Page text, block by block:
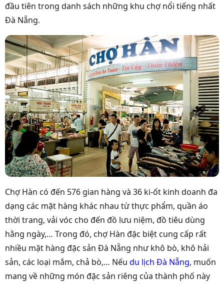
đầu tiên trong danh sách những khu chợ nổi tiếng nhất
Đà Nẵng.
Chợ Hàn có đến 576 gian hàng và 36 ki-ốt kinh doanh đa
dạng các mặt hàng khác nhau từ thực phẩm, quần áo
thời trang, vải vóc cho đến đồ lưu niệm, đồ tiêu dùng
hằng ngày,… Trong đó, chợ Hàn đặc biệt cung cấp rất
nhiều mặt hàng đặc sản Đà Nẵng như khô bò, khô hải
sản, các loại mắm, chả bò,… Nếu du lịch Đà Nẵng, muốn
mang về những món đặc sản riêng của thành phố này